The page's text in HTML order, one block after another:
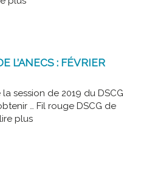
L’ANECS : FÉVRIER
session de 2019 du DSCG
… Fil rouge DSCG de
plus